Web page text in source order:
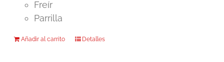
Freír
Parrilla
Añadir al carrito Detalles